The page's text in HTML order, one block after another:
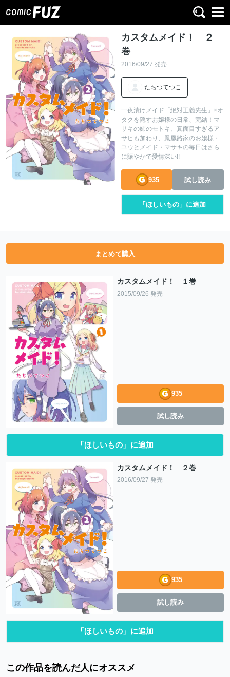
カスタムメイド！ ２
巻
2016/09/27 発売
たちつてつこ
一夜漬けメイド「絶対正義先生」×オ
タクを隠すお嬢様の日常、完結！マ
サキの姉のモトキ、真面目すぎるア
サヒも加わり、鳳凰路家のお嬢様・
ユウとメイド・マサキの毎日はさら
に賑やかで愛情深い!!
935 試し読み
「ほしいもの」に追加
まとめて購入
カスタムメイド！ １巻
2015/09/26 発売
935
試し読み
「ほしいもの」に追加
カスタムメイド！ ２巻
2016/09/27 発売
935
試し読み
「ほしいもの」に追加
この作品を読んだ人にオススメ